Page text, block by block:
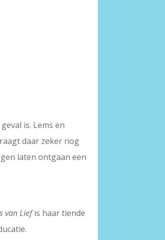
is. Lems en
daar zeker nog
laten ontgaan een
van Liefis haar tiende